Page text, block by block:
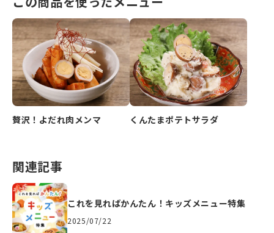
贅沢！よだれ肉メンマ くんたまポテトサラダ
関連記事
これを見ればかんたん！キッズメニュー特集
2025/07/22